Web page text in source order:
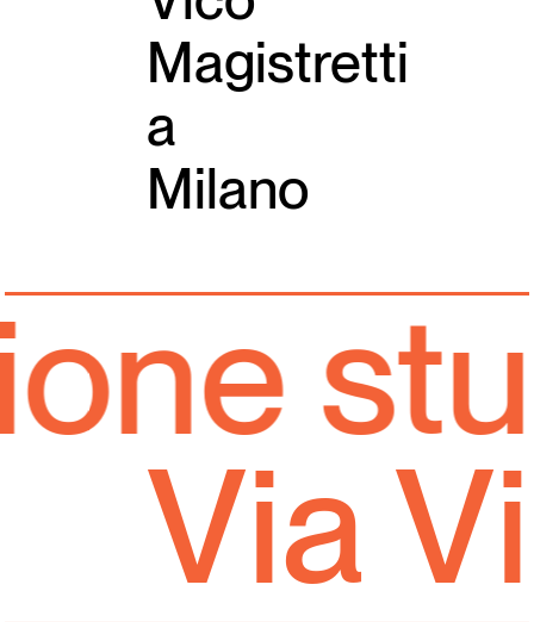
Magistretti
a
Milano
Via